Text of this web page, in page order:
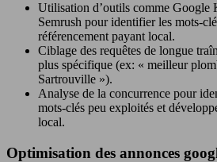
Utilisation d’outils comme Google
Semrush pour identifier les mots-
référencement payant local.
Ciblage des requêtes de longue
plus spécifique (ex: « meilleur
Sartrouville »).
Analyse de la concurrence pour
mots-clés peu exploités et
local.
Optimisation des annonces